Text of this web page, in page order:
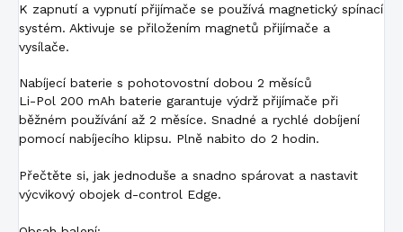
K zapnutí a vypnutí přijímače se používá magnetický spínací
systém. Aktivuje se přiložením magnetů přijímače a
vysílače.
Nabíjecí baterie s pohotovostní dobou 2 měsíců
Li-Pol 200 mAh baterie garantuje výdrž přijímače při
běžném používání až 2 měsíce. Snadné a rychlé dobíjení
pomocí nabíjecího klipsu. Plně nabito do 2 hodin.
Přečtěte si, jak jednoduše a snadno spárovat a nastavit
výcvikový obojek d-control Edge.